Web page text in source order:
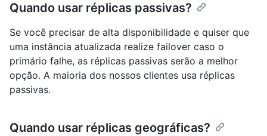
Quando usar réplicas passivas?
Se você precisar de alta disponibilidade e quiser que
uma instância atualizada realize failover caso o
primário falhe, as réplicas passivas serão a melhor
opção. A maioria dos nossos clientes usa réplicas
passivas.
Quando usar réplicas geográficas?